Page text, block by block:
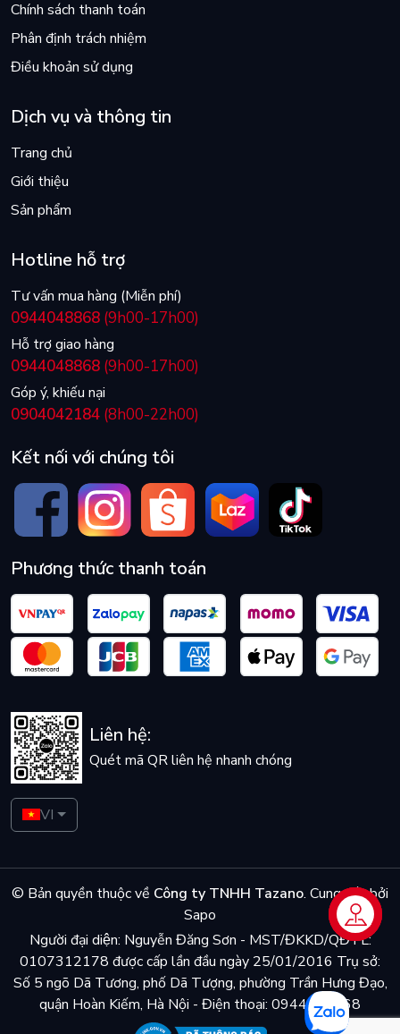
Chính sách thanh toán
Phân định trách nhiệm
Điều khoản sử dụng
Dịch vụ và thông tin
Trang chủ
Giới thiệu
Sản phẩm
Hotline hỗ trợ
Tư vấn mua hàng (Miễn phí)
0944048868 (9h00-17h00)
Hỗ trợ giao hàng
0944048868 (9h00-17h00)
Góp ý, khiếu nại
0904042184 (8h00-22h00)
Kết nối với chúng tôi
Phương thức thanh toán
Liên hệ:
Quét mã QR liên hệ nhanh chóng
VI
© Bản quyền thuộc về Công ty TNHH Tazano. Cung cấp bởi
Sapo
Người đại diện: Nguyễn Đăng Sơn - MST/ĐKKD/QĐTL:
0107312178 được cấp lần đầu ngày 25/01/2016 Trụ sở:
Số 5 ngõ Dã Tương, phố Dã Tượng, phường Trần Hưng Đạo,
quận Hoàn Kiếm, Hà Nội - Điện thoại: 0944048868
Liên hệ